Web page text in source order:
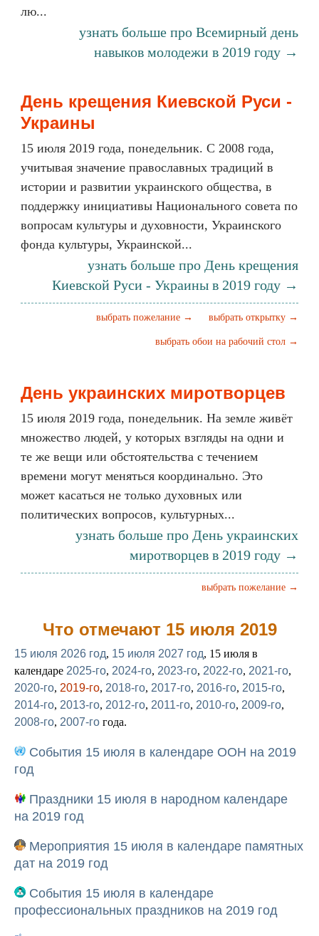
лю...
узнать больше про Всемирный день
навыков молодежи в 2019 году →
День крещения Киевской Руси -
Украины
15 июля 2019 года, понедельник. С 2008 года,
учитывая значение православных традиций в
истории и развитии украинского общества, в
поддержку инициативы Национального совета по
вопросам культуры и духовности, Украинского
фонда культуры, Украинской...
узнать больше про День крещения
Киевской Руси - Украины в 2019 году →
выбрать открытку →
выбрать пожелание →
выбрать обои на рабочий стол →
День украинских миротворцев
15 июля 2019 года, понедельник. На земле живёт
множество людей, у которых взгляды на одни и
те же вещи или обстоятельства с течением
времени могут меняться координально. Это
может касаться не только духовных или
политических вопросов, культурных...
узнать больше про День украинских
миротворцев в 2019 году →
выбрать пожелание →
Что отмечают 15 июля 2019
15 июля 2026 год, 15 июля 2027 год, 15 июля в
календаре 2025-го, 2024-го, 2023-го, 2022-го, 2021-го,
2020-го, 2019-го, 2018-го, 2017-го, 2016-го, 2015-го,
2014-го, 2013-го, 2012-го, 2011-го, 2010-го, 2009-го,
2008-го, 2007-го года.
События 15 июля в календаре ООН на 2019
год
Праздники 15 июля в народном календаре
на 2019 год
Мероприятия 15 июля в календаре памятных
дат на 2019 год
События 15 июля в календаре
профессиональных праздников на 2019 год